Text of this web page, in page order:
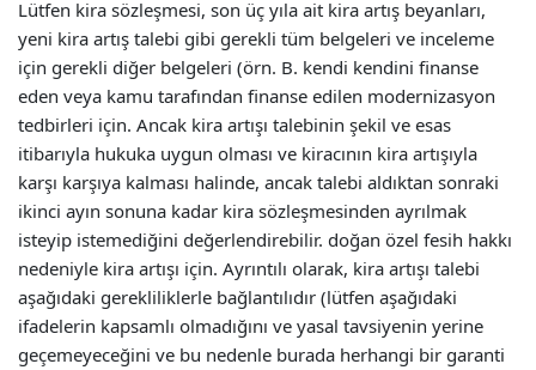
Lütfen kira sözleşmesi, son üç yıla ait kira artış beyanları,
yeni kira artış talebi gibi gerekli tüm belgeleri ve inceleme
için gerekli diğer belgeleri (örn. B. kendi kendini finanse
eden veya kamu tarafından finanse edilen modernizasyon
tedbirleri için. Ancak kira artışı talebinin şekil ve esas
itibarıyla hukuka uygun olması ve kiracının kira artışıyla
karşı karşıya kalması halinde, ancak talebi aldıktan sonraki
ikinci ayın sonuna kadar kira sözleşmesinden ayrılmak
isteyip istemediğini değerlendirebilir. doğan özel fesih hakkı
nedeniyle kira artışı için. Ayrıntılı olarak, kira artışı talebi
aşağıdaki gerekliliklerle bağlantılıdır (lütfen aşağıdaki
ifadelerin kapsamlı olmadığını ve yasal tavsiyenin yerine
geçemeyeceğini ve bu nedenle burada herhangi bir garanti